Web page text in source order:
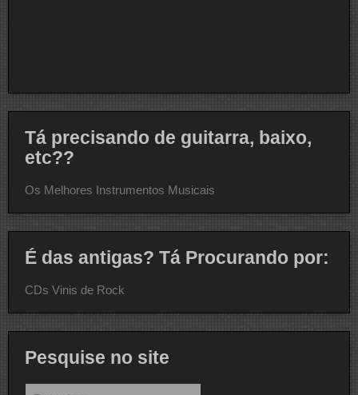
Tá precisando de guitarra, baixo,
etc??
Os Melhores Instrumentos Musicais
É das antigas? Tá Procurando por:
CDs Vinis de Rock
Pesquise no site